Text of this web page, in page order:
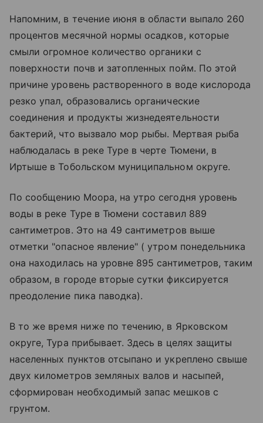
Напомним, в течение июня в области выпало 260
процентов месячной нормы осадков, которые
смыли огромное количество органики с
поверхности почв и затопленных пойм. По этой
причине уровень растворенного в воде кислорода
резко упал, образовались органические
соединения и продукты жизнедеятельности
бактерий, что вызвало мор рыбы. Мертвая рыба
наблюдалась в реке Туре в черте Тюмени, в
Иртыше в Тобольском муниципальном округе.
По сообщению Моора, на утро сегодня уровень
воды в реке Туре в Тюмени составил 889
сантиметров. Это на 49 сантиметров выше
отметки "опасное явление" ( утром понедельника
она находилась на уровне 895 сантиметров, таким
образом, в городе вторые сутки фиксируется
преодоление пика паводка).
В то же время ниже по течению, в Ярковском
округе, Тура прибывает. Здесь в целях защиты
населенных пунктов отсыпано и укреплено свыше
двух километров земляных валов и насыпей,
сформирован необходимый запас мешков с
грунтом.